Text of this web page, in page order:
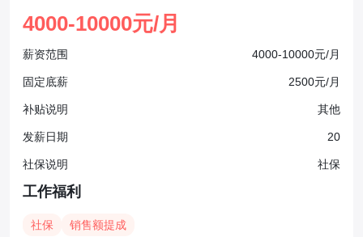
4000-10000元/月
薪资范围 4000-10000元/月
固定底薪 2500元/月
补贴说明 其他
发薪日期 20
社保说明 社保
工作福利
社保 销售额提成